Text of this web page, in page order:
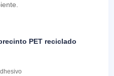
PET reciclado